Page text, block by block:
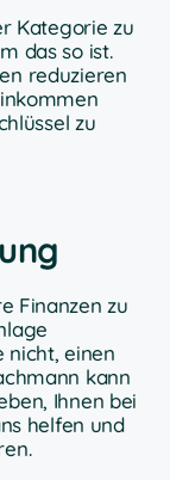
Kategorie zu
das so ist.
reduzieren
zu
Finanzen zu
nicht, einen
kann
Ihnen bei
helfen und